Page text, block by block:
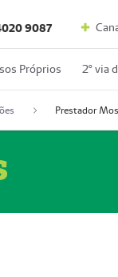
9087
Próprios 2º via